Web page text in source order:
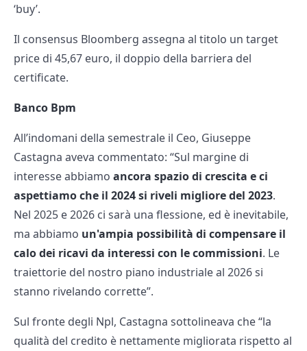
‘buy’.
Il consensus Bloomberg assegna al titolo un target
price di 45,67 euro, il doppio della barriera del
certificate.
Banco Bpm
All’indomani della semestrale il Ceo, Giuseppe
Castagna aveva commentato: “Sul margine di
interesse abbiamo ancora spazio di crescita e ci
aspettiamo che il 2024 si riveli migliore del 2023.
Nel 2025 e 2026 ci sarà una flessione, ed è inevitabile,
ma abbiamo un'ampia possibilità di compensare il
calo dei ricavi da interessi con le commissioni. Le
traiettorie del nostro piano industriale al 2026 si
stanno rivelando corrette”.
Sul fronte degli Npl, Castagna sottolineava che “la
qualità del credito è nettamente migliorata rispetto al